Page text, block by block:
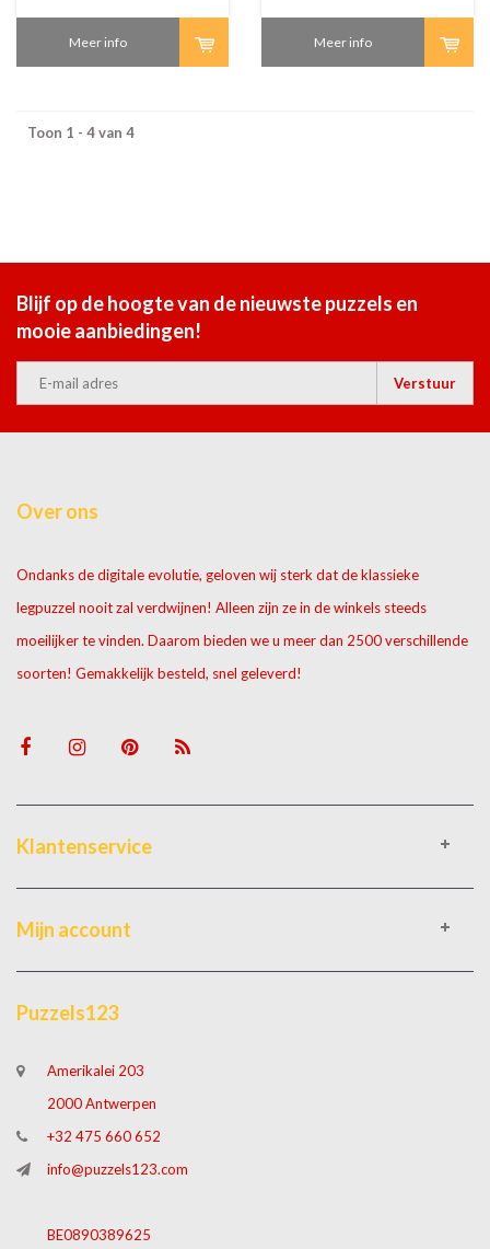
Meer info Meer info
Toon 1 - 4 van 4
Blijf op de hoogte van de nieuwste puzzels en
mooie aanbiedingen!
Verstuur
Over ons
Ondanks de digitale evolutie, geloven wij sterk dat de klassieke
legpuzzel nooit zal verdwijnen! Alleen zijn ze in de winkels steeds
moeilijker te vinden. Daarom bieden we u meer dan 2500 verschillende
soorten! Gemakkelijk besteld, snel geleverd!
Klantenservice
Mijn account
Puzzels123
Amerikalei 203
2000 Antwerpen
+32 475 660 652
info@puzzels123.com
BE0890389625